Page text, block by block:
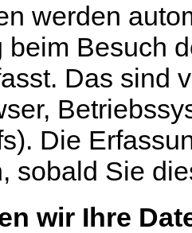
werden
Besuch
Das sind
Die
sobald Sie
wir Ihre